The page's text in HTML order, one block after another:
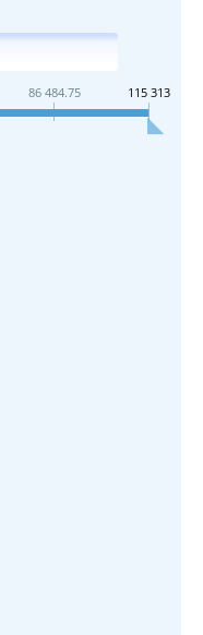
86 484.75 115 313